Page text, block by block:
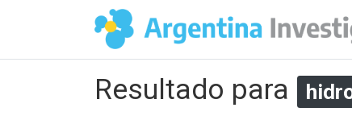
Resultado para